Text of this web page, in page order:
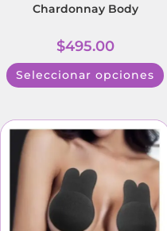
Chardonnay Body
$495.00
Seleccionar opciones